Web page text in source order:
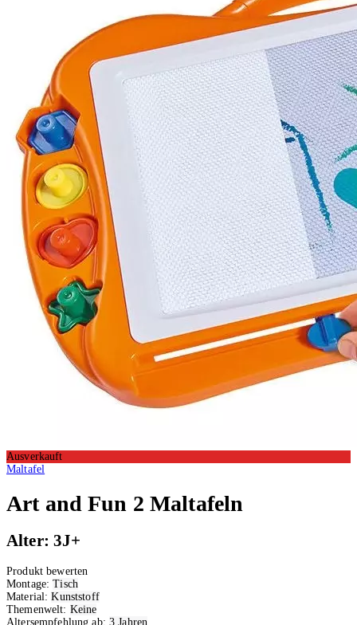
Ausverkauft
Maltafel
Art and Fun 2 Maltafeln
Alter: 3J+
Produkt bewerten
Montage:Tisch
Material:Kunststoff
Themenwelt: Keine
Altersempfehlung ab: 3 Jahren